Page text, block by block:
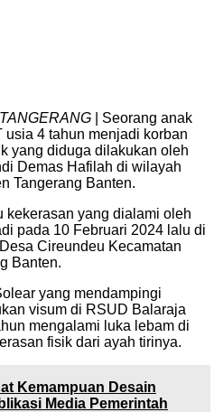
TANGERANG | Seorang anak
4 tahun menjadi korban
yang diduga dilakukan oleh
Demas Hafilah di wilayah
Tangerang Banten.
kekerasan yang dialami oleh
pada 10 Februari 2024 lalu di
Cireundeu Kecamatan
Banten.
yang mendampingi
visum di RSUD Balaraja
mengalami luka lebam di
fisik dari ayah tirinya.
Kemampuan Desain
Media Pemerintah